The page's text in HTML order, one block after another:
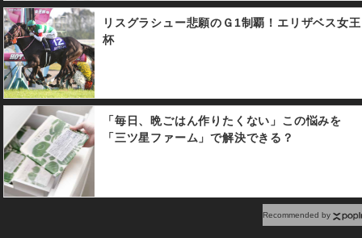
追走から直線に入ると馬場の
真ん中を北村宏司騎手のムチ
に反応良く伸びて、外から追
走してきた5番人気10番のミ
ルコ・デムーロ騎手騎乗のワ
ントゥワンをクビ差抑えてゴ
ールイン。3着は4番3番人気
エイシンティンクル（和田竜
二騎手）が入り、2番人気に支
持された6番リライアブルエー
ス（戸崎圭太騎手）は見せ場
無く6着惨敗だった。 なお北
リスグラシュー悲願のＧ1制覇！エリザベス女王
杯
「毎日、晩ごはん作りたくない」この悩みを
「三ツ星ファーム」で解決できる？
Recommended by